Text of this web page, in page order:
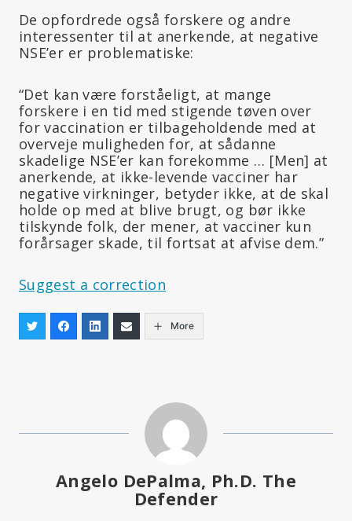
De opfordrede også forskere og andre
interessenter til at anerkende, at negative
NSE’er er problematiske:
“Det kan være forståeligt, at mange
forskere i en tid med stigende tøven over
for vaccination er tilbageholdende med at
overveje muligheden for, at sådanne
skadelige NSE’er kan forekomme … [Men] at
anerkende, at ikke-levende vacciner har
negative virkninger, betyder ikke, at de skal
holde op med at blive brugt, og bør ikke
tilskynde folk, der mener, at vacciner kun
forårsager skade, til fortsat at afvise dem.”
Suggest a correction
More
Angelo DePalma, Ph.D. The
Defender